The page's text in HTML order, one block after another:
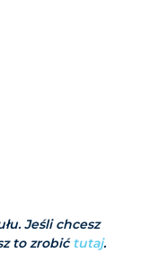
Jeśli chcesz
to zrobićtutaj.